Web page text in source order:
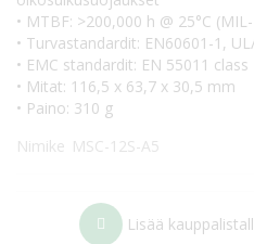
• MTBF: >200,000 h @ 25°C
• Turvastandardit: EN60601-1,
• EMC standardit: EN 55011
• Mitat: 116,5 x 63,7 x 30,5 mm
• Paino: 310 g
Nimike MSC-12S-A5
Lisää